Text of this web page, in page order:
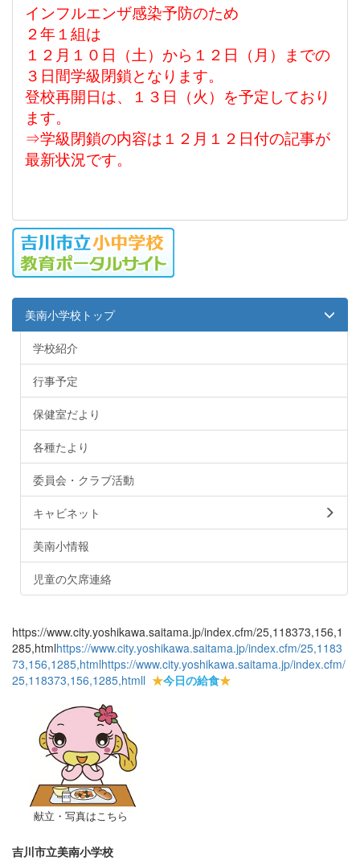
インフルエンザ感染予防のため
２年１組は
１２月１０日（土）から１２日（月）までの
３日間学級閉鎖となります。
登校再開日は、１３日（火）を予定しており
ます。
⇒学級閉鎖の内容は１２月１２日付の記事が
最新状況です。
美南小学校トップ
学校紹介
行事予定
保健室だより
各種たより
委員会・クラブ活動
キャビネット
美南小情報
児童の欠席連絡
https://www.city.yoshikawa.saitama.jp/index.cfm/25,118373,156,1
285,htmlhttps://www.city.yoshikawa.saitama.jp/index.cfm/25,1183
73,156,1285,htmlhttps://www.city.yoshikawa.saitama.jp/index.cfm/
25,118373,156,1285,htmll ★今日の給食★
献立・写真はこちら
吉川市立美南小学校